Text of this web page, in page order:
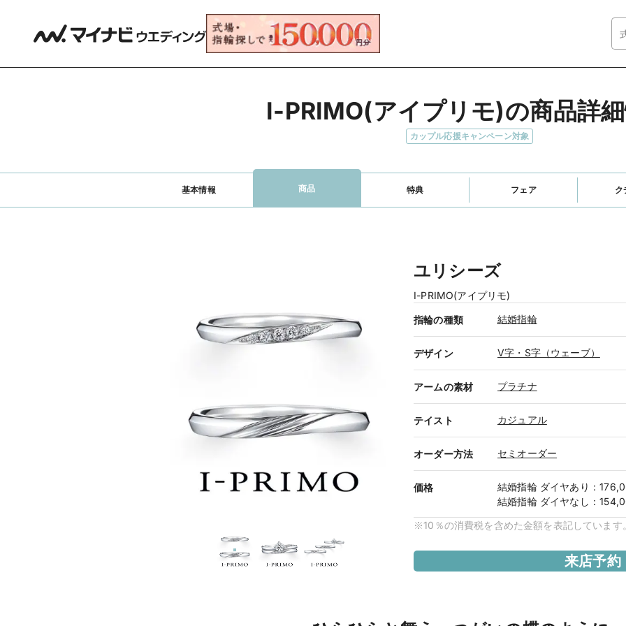
I-PRIMO(アイプリモ)の商品詳
カップル応援キャンペーン対象
基本情報 商品 特典 フェア ク
ユリシーズ
I-PRIMO(アイプリモ)
指輪の種類 結婚指輪
デザイン V字・S字（ウェーブ）
アームの素材 プラチナ
テイスト カジュアル
オーダー方法 セミオーダー
価格 結婚指輪 ダイヤあり ：
結婚指輪 ダイヤなし ：
※10％の消費税を含めた金額を表記しています。
来店予約